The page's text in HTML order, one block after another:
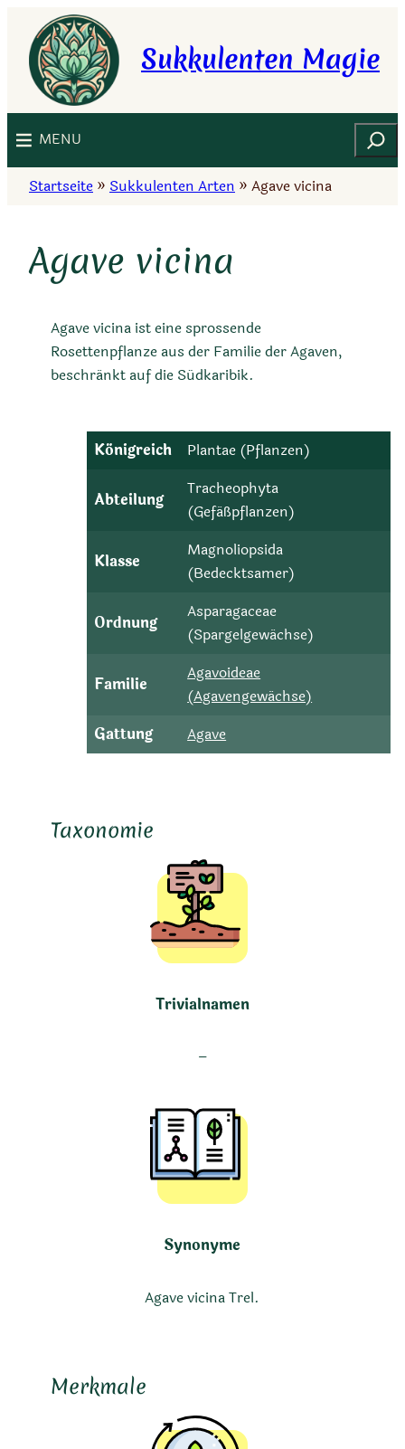
Inhalt
springen
Sukkulenten Magie
MENU Suchen
Startseite » Sukkulenten Arten » Agave vicina
Agave vicina
Agave vicina ist eine sprossende
Rosettenpflanze aus der Familie der Agaven,
beschränkt auf die Südkaribik.
Königreich Plantae (Pflanzen)
Abteilung
Tracheophyta
(Gefäßpflanzen)
Klasse
Magnoliopsida
(Bedecktsamer)
Ordnung
Asparagaceae
(Spargelgewächse)
Familie
Agavoideae
(Agavengewächse)
Gattung
Agave
Taxonomie
Trivialnamen
–
Synonyme
Agave vicina Trel.
Merkmale